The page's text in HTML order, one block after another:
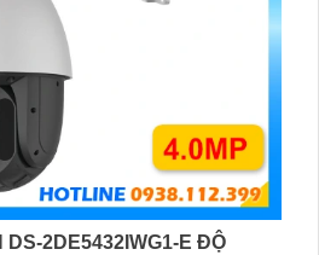
DS-2DE5432IWG1-E ĐỘ